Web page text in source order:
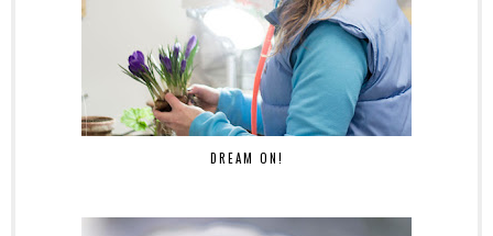
DREAM ON!